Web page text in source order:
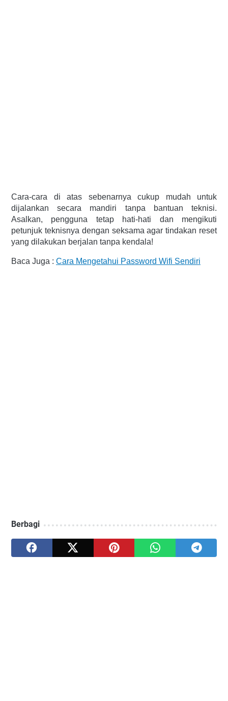
Cara-cara di atas sebenarnya cukup mudah untuk
dijalankan secara mandiri tanpa bantuan teknisi.
Asalkan, pengguna tetap hati-hati dan mengikuti
petunjuk teknisnya dengan seksama agar tindakan reset
yang dilakukan berjalan tanpa kendala!
Baca Juga : Cara Mengetahui Password Wifi Sendiri
Berbagi